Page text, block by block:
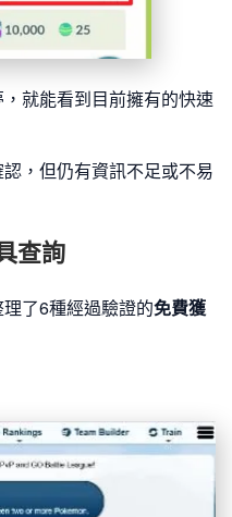
就能看到目前擁有的快速
，但仍有資訊不足或不易
查詢
了6種經過驗證的免費獲